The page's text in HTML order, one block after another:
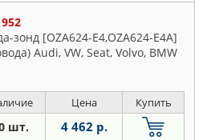
зонд [OZA624-E4,OZA624-E4A]
Audi, VW, Seat, Volvo, BMW
Цена Купить
шт. 4 462 р.